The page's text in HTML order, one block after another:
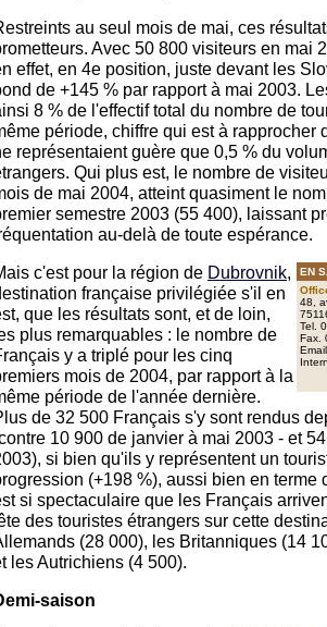
au seul mois de mai, ces
Avec 50 800 visiteurs en mai
effet, en 4e position, juste devant les
de +145 % par rapport à mai 2003.
8 % de l'effectif total du nombre de
période, chiffre qui est à rapprocher
représentaient guère que 0,5 % du
Qui plus est, le nombre de
de mai 2004, atteint quasiment le
semestre 2003 (55 400), laissant
au-delà de toute espérance.
EN
48,
Tel.
Fax.
c'est pour la région de Dubrovnik,
française privilégiée s'il en
que les résultats sont, et de loin,
plus remarquables : le nombre de
y a triplé pour les cinq
mois de 2004, par rapport à la
période de l'année dernière.
de 32 500 Français s'y sont rendus
10 900 de janvier à mai 2003 - et
si bien qu'ils y représentent un
(+198 %), aussi bien en terme
si spectaculaire que les Français
des touristes étrangers sur cette
(28 000), les Britanniques (14
les Autrichiens (4 500).
saison